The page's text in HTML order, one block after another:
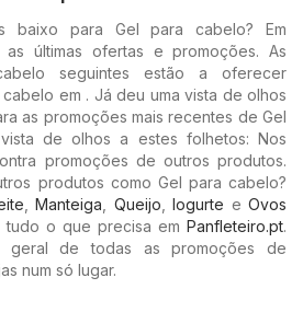
baixo para Gel para cabelo? Em
as últimas ofertas e promoções. As
seguintes estão a oferecer
em . Já deu uma vista de olhos
as promoções mais recentes de Gel
de olhos a estes folhetos: Nos
promoções de outros produtos.
produtos como Gel para cabelo?
Manteiga Queijo Iogurte e Ovos
tudo o que precisa em Panfleteiro.pt.
geral de todas as promoções de
num só lugar.